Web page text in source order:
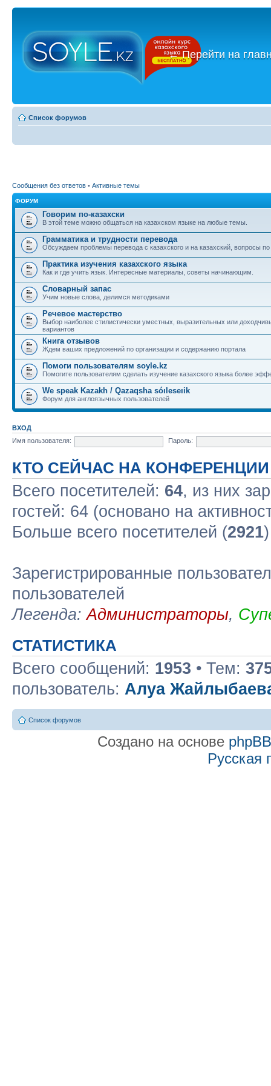
←Перейти на
Список форумов
Сообщения без ответов • Активные темы
ФОРУМ
Говорим по-казахски
В этой теме можно общаться на казахском языке на любые темы.
Грамматика и трудности перевода
Обсуждаем проблемы перевода с казахского и на казахский, вопросы
Практика изучения казахского языка
Как и где учить язык. Интересные материалы, советы начинающим.
Словарный запас
Учим новые слова, делимся методиками
Речевое мастерство
Выбор наиболее стилистически уместных, выразительных или
вариантов
Книга отзывов
Ждем ваших предложений по организации и содержанию портала
Помоги пользователям soyle.kz
Помогите пользователям сделать изучение казахского языка более
We speak Kazakh / Qazaqsha sóıleseıik
Форум для англоязычных пользователей
ВХОД
Имя пользователя:
Пароль:
КТО СЕЙЧАС НА КОНФЕРЕНЦИИ
Всего посетителей: 64, из них
гостей: 64 (основано на
Больше всего посетителей (2921
Зарегистрированные
пользователей
Легенда:Администраторы,
СТАТИСТИКА
Всего сообщений: 1953 • Тем:
пользователь: Алуа
Список форумов
Создано на основе phpBB
Русская